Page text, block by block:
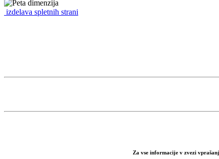
izdelava spletnih strani
Za vse informacije v zvezi